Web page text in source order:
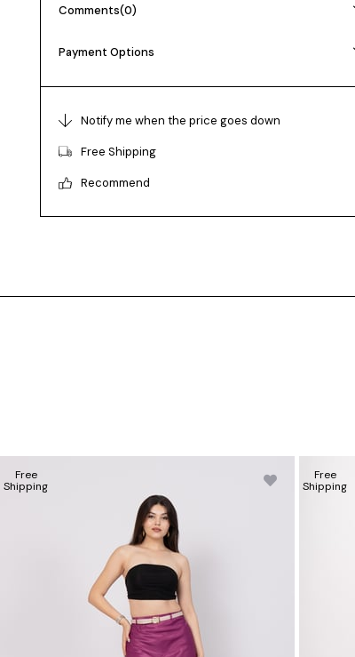
Boy: 165cm Kilo:55 Göğüs: 85cm Bel: 65cm Basen:
94cm
Ürünlerimiz tam kalıptır kendi bedeninizi tercih
Prova ürün bedeni: S/36
✅Ürün Beden Ölçü Bilgileri:
Comments(0)
Payment Options
Notify me when the price goes down
Free Shipping
Recommend
Free
Shipping
Free
Shipping